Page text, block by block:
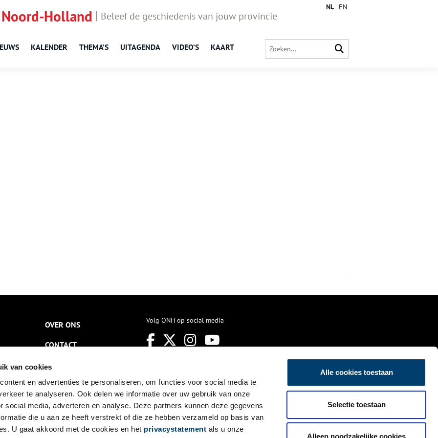
van cookies
en advertenties te personaliseren, om functies voor social media te
te analyseren. Ook delen we informatie over uw gebruik van onze
social media, adverteren en analyse. Deze partners kunnen deze gegevens
die u aan ze heeft verstrekt of die ze hebben verzameld op basis van
U gaat akkoord met de cookies en het privacystatement als u onze
Alle cookies toestaan
Selectie toestaan
Alleen noodzakelijke cookies
Holland Beleef de geschiedenis van jouw provincie
KALENDER THEMA’S UITAGENDA VIDEO’S KAART
NL EN
OVER ONS
CONTACT
NIEUWSBRIEF
DISCLAIMER
PRIVACY
TOEGANKELIJKHEID
Volg ONH op social media